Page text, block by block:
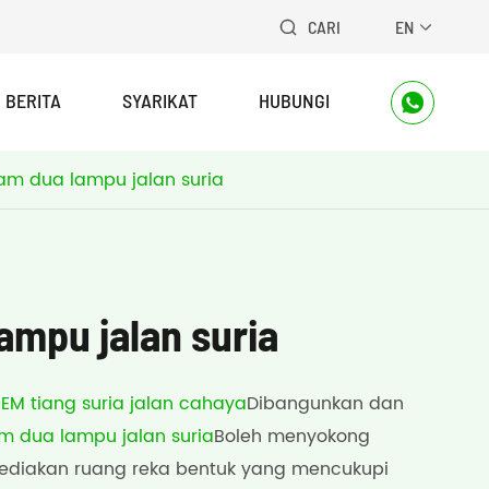
 CARI EN 
BERITA SYARIKAT HUBUNGI 
dua lampu jalan suria
jalan suria
tiang suria jalan cahayaDibangunkan dan
dua lampu jalan suriaBoleh menyokong
ruang reka bentuk yang mencukupi